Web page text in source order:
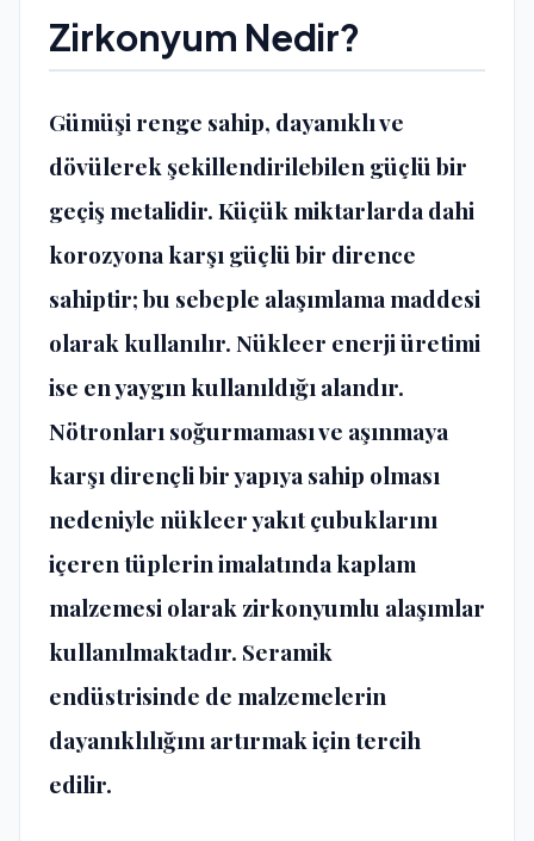
Zirkonyum Nedir?
Gümüşi renge sahip, dayanıklı ve
dövülerek şekillendirilebilen güçlü bir
geçiş metalidir. Küçük miktarlarda dahi
korozyona karşı güçlü bir dirence
sahiptir; bu sebeple alaşımlama maddesi
olarak kullanılır. Nükleer enerji üretimi
ise en yaygın kullanıldığı alandır.
Nötronları soğurmaması ve aşınmaya
karşı dirençli bir yapıya sahip olması
nedeniyle nükleer yakıt çubuklarını
içeren tüplerin imalatında kaplam
malzemesi olarak zirkonyumlu alaşımlar
kullanılmaktadır. Seramik
endüstrisinde de malzemelerin
dayanıklılığını artırmak için tercih
edilir.